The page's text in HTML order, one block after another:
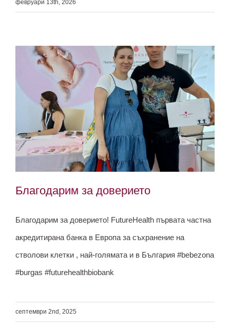
февруари 13th, 2026
Благодарим за доверието
Благодарим за доверието! FutureHealth първата частна
акредитирана банка в Европа за съхранение на
стволови клетки , най-голямата и в България #bebezona
#burgas #futurehealthbiobank
септември 2nd, 2025